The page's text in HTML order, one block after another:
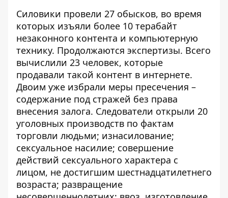
Силовики провели 27 обысков, во время
которых изъяли более 10 терабайт
незаконного контента и компьютерную
технику. Продолжаются экспертизы. Всего
вычислили 23 человек, которые
продавали такой контент в интернете.
Двоим уже избрали меры пресечения –
содержание под стражей без права
внесения залога. Следователи открыли 20
уголовных производств по фактам
торговли людьми; изнасилование;
сексуальное насилие; совершение
действий сексуального характера с
лицом, не достигшим шестнадцатилетнего
возраста; развращение